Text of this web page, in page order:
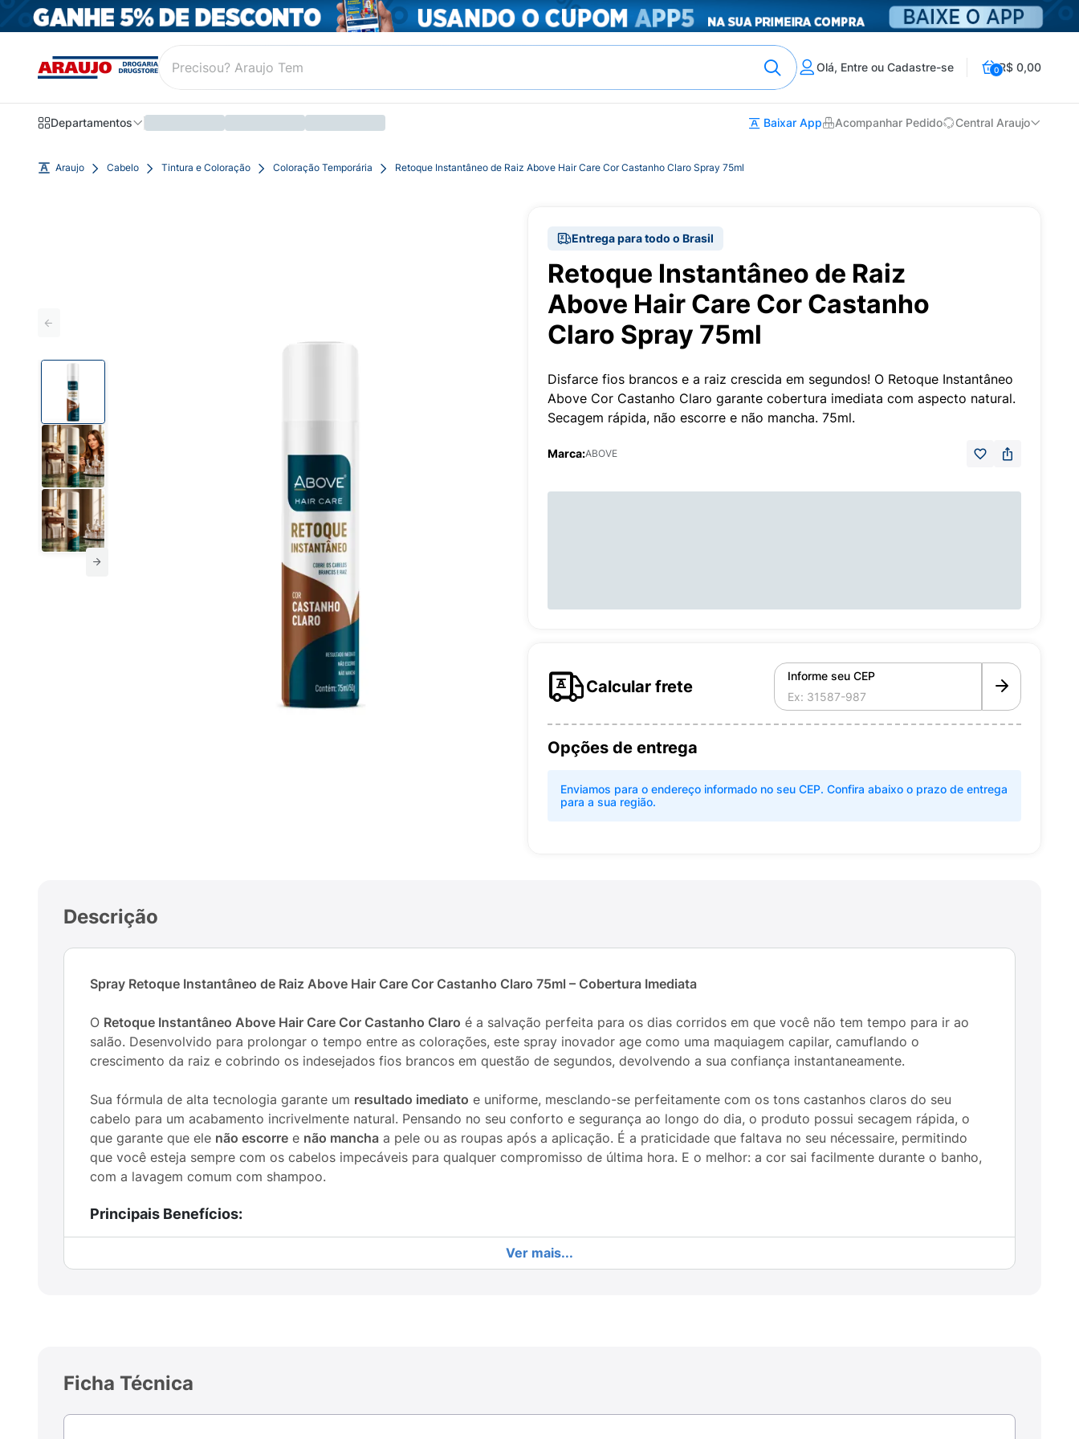
Olá, Entre ou Cadastre-se 0R$ 0,00
Departamentos Baixar App Acompanhar Pedido Central Araujo
Araujo Cabelo Tintura e Coloração Coloração Temporária Retoque Instantâneo de Raiz Above Hair Care Cor Castanho Claro Spray 75ml
Entrega para todo o Brasil
Retoque Instantâneo de Raiz
Above Hair Care Cor Castanho
Claro Spray 75ml
Disfarce fios brancos e a raiz crescida em segundos! O Retoque Instantâneo
Above Cor Castanho Claro garante cobertura imediata com aspecto natural.
Secagem rápida, não escorre e não mancha. 75ml.
Marca:ABOVE
Calcular frete
Informe seu CEP
Opções de entrega
Enviamos para o endereço informado no seu CEP. Confira abaixo o prazo de entrega
para a sua região.
Descrição
Spray Retoque Instantâneo de Raiz Above Hair Care Cor Castanho Claro 75ml – Cobertura Imediata
O Retoque Instantâneo Above Hair Care Cor Castanho Claro é a salvação perfeita para os dias corridos em que você não tem tempo para ir ao
salão. Desenvolvido para prolongar o tempo entre as colorações, este spray inovador age como uma maquiagem capilar, camuflando o
crescimento da raiz e cobrindo os indesejados fios brancos em questão de segundos, devolvendo a sua confiança instantaneamente.
Sua fórmula de alta tecnologia garante um resultado imediato e uniforme, mesclando-se perfeitamente com os tons castanhos claros do seu
cabelo para um acabamento incrivelmente natural. Pensando no seu conforto e segurança ao longo do dia, o produto possui secagem rápida, o
que garante que ele não escorre e não mancha a pele ou as roupas após a aplicação. É a praticidade que faltava no seu nécessaire, permitindo
que você esteja sempre com os cabelos impecáveis para qualquer compromisso de última hora. E o melhor: a cor sai facilmente durante o banho,
com a lavagem comum com shampoo.
Principais Benefícios:
Esconde fios brancos e raízes aparentes em poucos segundos.
Ver mais...
Ficha Técnica